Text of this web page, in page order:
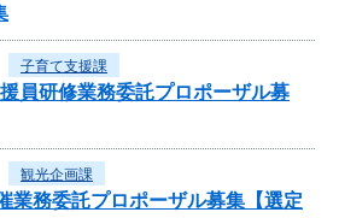
子育て支援課
員研修業務委託プロポーザル募
観光企画課
業務委託プロポーザル募集【選定